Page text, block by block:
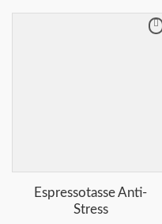
Merkliste
Espressotasse Anti-
Stress